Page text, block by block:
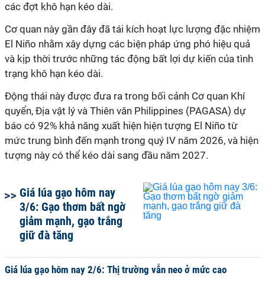
các đợt khô hạn kéo dài.
Cơ quan này gần đây đã tái kích hoạt lực lượng đặc nhiệm
El Niño nhằm xây dựng các biện pháp ứng phó hiệu quả
và kịp thời trước những tác động bất lợi dự kiến của tình
trạng khô hạn kéo dài.
Động thái này được đưa ra trong bối cảnh Cơ quan Khí
quyển, Địa vật lý và Thiên văn Philippines (PAGASA) dự
báo có 92% khả năng xuất hiện hiện tượng El Niño từ
mức trung bình đến mạnh trong quý IV năm 2026, và hiện
tượng này có thể kéo dài sang đầu năm 2027.
Giá lúa gạo hôm nay
3/6: Gạo thơm bất ngờ
giảm mạnh, gạo trắng
giữ đà tăng
Giá lúa gạo hôm nay 2/6: Thị trường vẫn neo ở mức cao